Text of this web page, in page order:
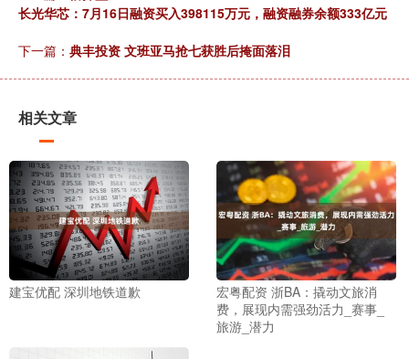
长光华芯：7月16日融资买入398115万元，融资融券余额333亿元
下一篇： 典丰投资 文班亚马抢七获胜后掩面落泪
相关文章
建宝优配 深圳地铁道歉
宏粤配资 浙BA：撬动文旅消
费，展现内需强劲活力_赛事_
旅游_潜力